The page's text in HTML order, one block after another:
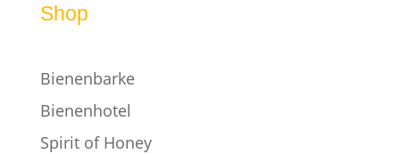
Shop
Bienenbarke
Bienenhotel
Spirit of Honey